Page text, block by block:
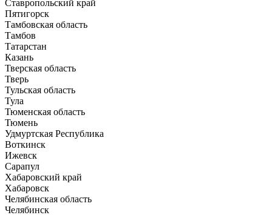
Ставропольский край
Пятигорск
Тамбовская область
Тамбов
Татарстан
Казань
Тверская область
Тверь
Тульская область
Тула
Тюменская область
Тюмень
Удмуртская Республика
Воткинск
Ижевск
Сарапул
Хабаровский край
Хабаровск
Челябинская область
Челябинск